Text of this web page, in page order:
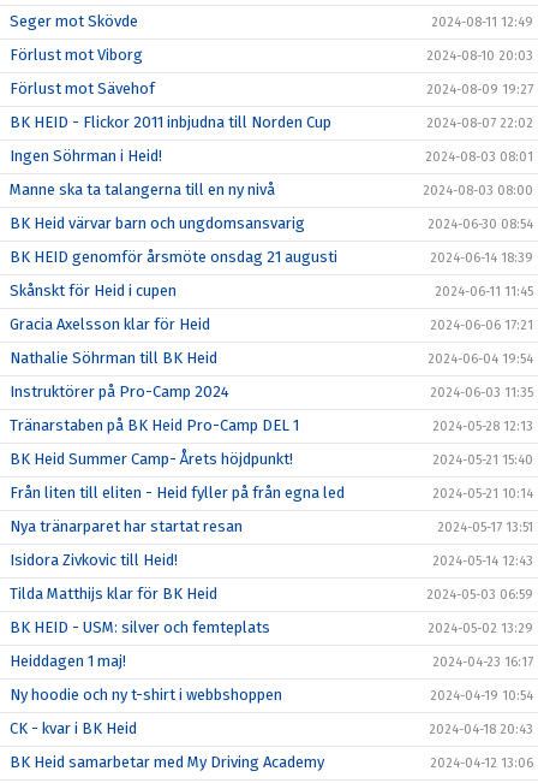
Seger mot Skövde 2024-08-11 12:49
Förlust mot Viborg 2024-08-10 20:03
Förlust mot Sävehof 2024-08-09 19:27
BK HEID - Flickor 2011 inbjudna till Norden Cup 2024-08-07 22:02
Ingen Söhrman i Heid! 2024-08-03 08:01
Manne ska ta talangerna till en ny nivå 2024-08-03 08:00
BK Heid värvar barn och ungdomsansvarig 2024-06-30 08:54
BK HEID genomför årsmöte onsdag 21 augusti 2024-06-14 18:39
Skånskt för Heid i cupen 2024-06-11 11:45
Gracia Axelsson klar för Heid 2024-06-06 17:21
Nathalie Söhrman till BK Heid 2024-06-04 19:54
Instruktörer på Pro-Camp 2024 2024-06-03 11:35
Tränarstaben på BK Heid Pro-Camp DEL 1 2024-05-28 12:13
BK Heid Summer Camp- Årets höjdpunkt! 2024-05-21 15:40
Från liten till eliten - Heid fyller på från egna led 2024-05-21 10:14
Nya tränarparet har startat resan 2024-05-17 13:51
Isidora Zivkovic till Heid! 2024-05-14 12:43
Tilda Matthijs klar för BK Heid 2024-05-03 06:59
BK HEID - USM: silver och femteplats 2024-05-02 13:29
Heiddagen 1 maj! 2024-04-23 16:17
Ny hoodie och ny t-shirt i webbshoppen 2024-04-19 10:54
CK - kvar i BK Heid 2024-04-18 20:43
BK Heid samarbetar med My Driving Academy 2024-04-12 13:06